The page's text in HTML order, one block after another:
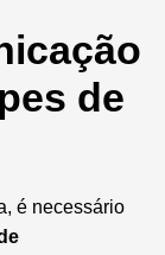
de
é necessário